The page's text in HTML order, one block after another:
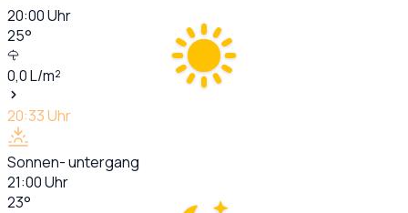
20:00Uhr
25°
0,0L/m²
20:33Uhr
Sonnen- untergang
21:00Uhr
23°